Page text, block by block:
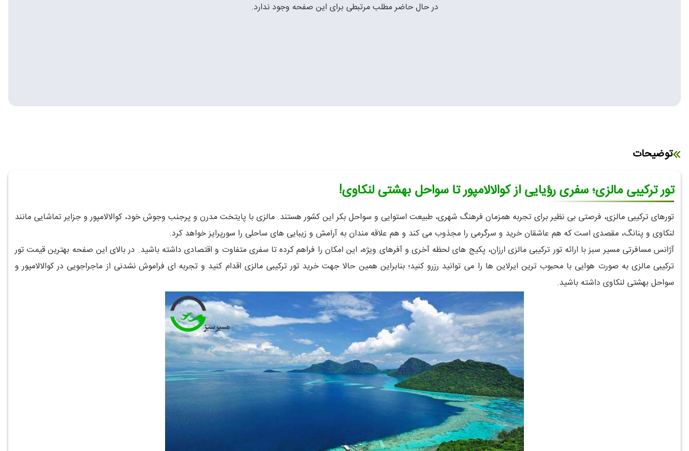
در حال حاضر مطلب مرتبطی برای این صفحه وجود ندارد.
توضیحات
تور ترکیبی مالزی؛ سفری رؤیایی از کوالالامپور تا سواحل بهشتی لنکاوی!
تورهای ترکیبی مالزی، فرصتی بی نظیر برای تجربه همزمان فرهنگ شهری، طبیعت استوایی و سواحل بکر این کشور هستند. مالزی با پایتخت مدرن و پرجنب وجوش خود، کوالالامپور و جزایر تماشایی مانند
لنکاوی و پنانگ، مقصدی است که هم عاشقان خرید و سرگرمی را مجذوب می کند و هم علاقه مندان به آرامش و زیبایی های ساحلی را سورپرایز خواهد کرد.
آژانس مسافرتی مسیر سبز با ارائه تور ترکیبی مالزی ارزان، پکیج های لحظه آخری و آفرهای ویژه، این امکان را فراهم کرده تا سفری متفاوت و اقتصادی داشته باشید. در بالای این صفحه بهترین قیمت تور
ترکیبی مالزی به صورت هوایی با محبوب ترین ایرلاین ها را می توانید رزرو کنید؛ بنابراین همین حالا جهت خرید تور ترکیبی مالزی اقدام کنید و تجربه ای فراموش نشدنی از ماجراجویی در کوالالامپور و
سواحل بهشتی لنکاوی داشته باشید.